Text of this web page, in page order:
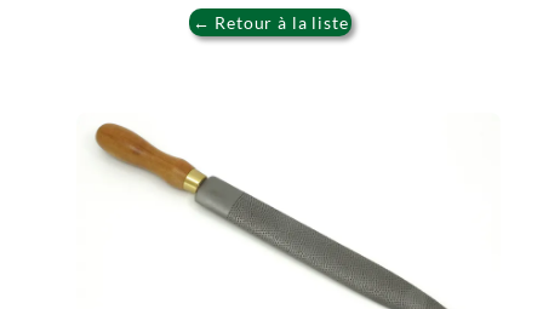
← Retour à la liste